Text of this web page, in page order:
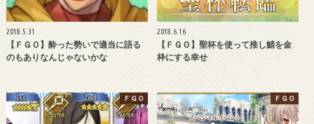
2018.5.31
【ＦＧＯ】酔った勢いで適当に語る
のもありなんじゃないかな
2018.6.16
【ＦＧＯ】聖杯を使って推し鯖を金
枠にする幸せ
ＦＧＯ ＦＧＯ